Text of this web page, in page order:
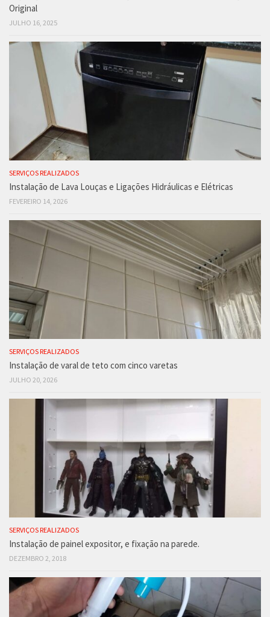
Original
JULHO 16, 2025
SERVIÇOS REALIZADOS
Instalação de Lava Louças e Ligações Hidráulicas e Elétricas
FEVEREIRO 14, 2026
SERVIÇOS REALIZADOS
Instalação de varal de teto com cinco varetas
JULHO 20, 2026
SERVIÇOS REALIZADOS
Instalação de painel expositor, e fixação na parede.
DEZEMBRO 2, 2018